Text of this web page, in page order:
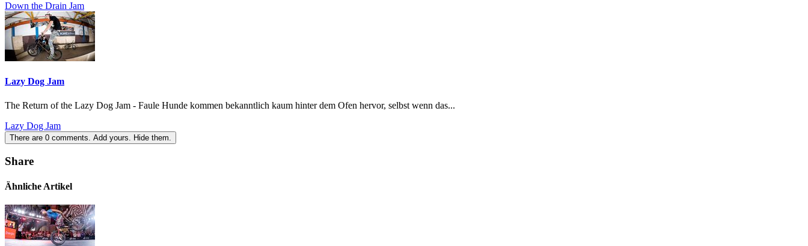
Down the Drain Jam
Lazy Dog Jam
The Return of the Lazy Dog Jam - Faule Hunde kommen bekanntlich kaum hinter dem Ofen hervor, selbst wenn das...
Lazy Dog Jam
There are 0 comments. Add yours. Hide them.
Share
Ähnliche Artikel